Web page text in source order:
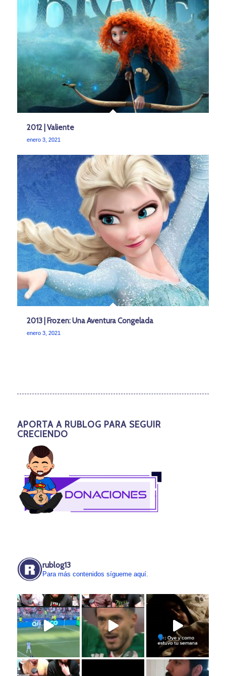
2012 | Valiente
enero 3, 2021
2013 | Frozen: Una Aventura Congelada
enero 3, 2021
APORTA A RUBLOG PARA SEGUIR
CRECIENDO
rublog13
Para más contenidos sígueme aquí.